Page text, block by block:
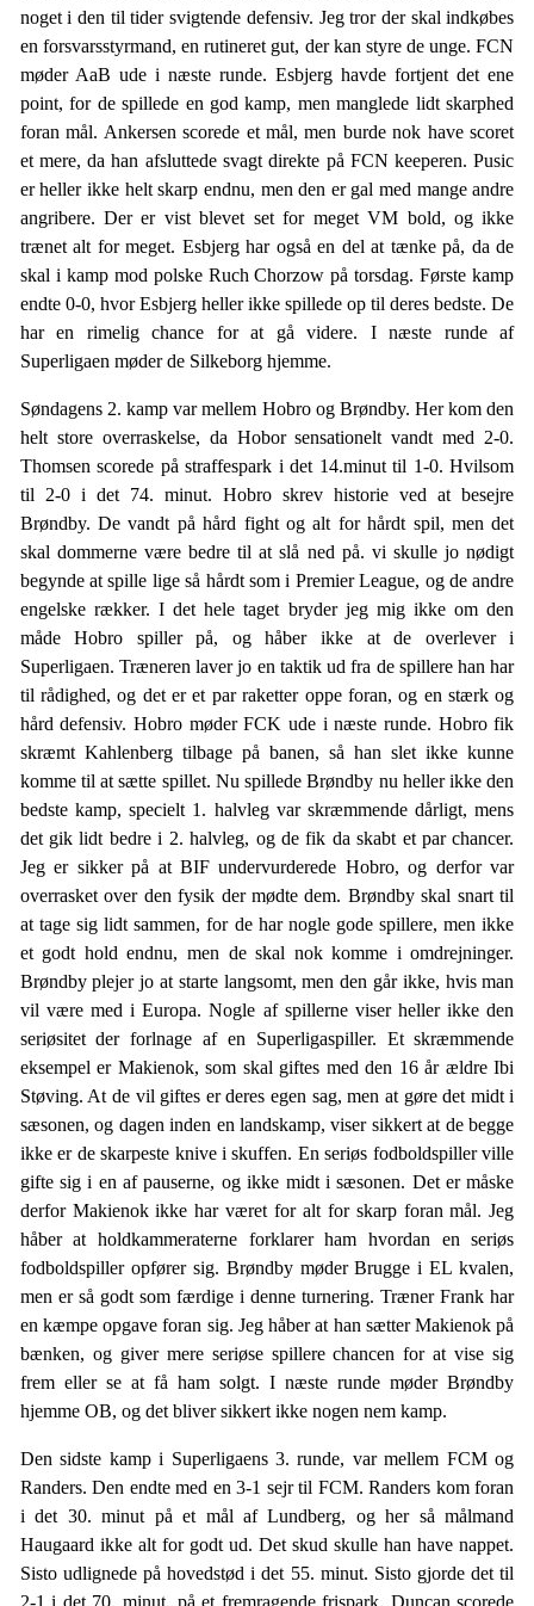
noget i den til tider svigtende defensiv. Jeg tror der skal indkøbes
en forsvarsstyrmand, en rutineret gut, der kan styre de unge. FCN
møder AaB ude i næste runde. Esbjerg havde fortjent det ene
point, for de spillede en god kamp, men manglede lidt skarphed
foran mål. Ankersen scorede et mål, men burde nok have scoret
et mere, da han afsluttede svagt direkte på FCN keeperen. Pusic
er heller ikke helt skarp endnu, men den er gal med mange andre
angribere. Der er vist blevet set for meget VM bold, og ikke
trænet alt for meget. Esbjerg har også en del at tænke på, da de
skal i kamp mod polske Ruch Chorzow på torsdag. Første kamp
endte 0-0, hvor Esbjerg heller ikke spillede op til deres bedste. De
har en rimelig chance for at gå videre. I næste runde af
Superligaen møder de Silkeborg hjemme.
Søndagens 2. kamp var mellem Hobro og Brøndby. Her kom den
helt store overraskelse, da Hobor sensationelt vandt med 2-0.
Thomsen scorede på straffespark i det 14.minut til 1-0. Hvilsom
til 2-0 i det 74. minut. Hobro skrev historie ved at besejre
Brøndby. De vandt på hård fight og alt for hårdt spil, men det
skal dommerne være bedre til at slå ned på. vi skulle jo nødigt
begynde at spille lige så hårdt som i Premier League, og de andre
engelske rækker. I det hele taget bryder jeg mig ikke om den
måde Hobro spiller på, og håber ikke at de overlever i
Superligaen. Træneren laver jo en taktik ud fra de spillere han har
til rådighed, og det er et par raketter oppe foran, og en stærk og
hård defensiv. Hobro møder FCK ude i næste runde. Hobro fik
skræmt Kahlenberg tilbage på banen, så han slet ikke kunne
komme til at sætte spillet. Nu spillede Brøndby nu heller ikke den
bedste kamp, specielt 1. halvleg var skræmmende dårligt, mens
det gik lidt bedre i 2. halvleg, og de fik da skabt et par chancer.
Jeg er sikker på at BIF undervurderede Hobro, og derfor var
overrasket over den fysik der mødte dem. Brøndby skal snart til
at tage sig lidt sammen, for de har nogle gode spillere, men ikke
et godt hold endnu, men de skal nok komme i omdrejninger.
Brøndby plejer jo at starte langsomt, men den går ikke, hvis man
vil være med i Europa. Nogle af spillerne viser heller ikke den
seriøsitet der forlnage af en Superligaspiller. Et skræmmende
eksempel er Makienok, som skal giftes med den 16 år ældre Ibi
Støving. At de vil giftes er deres egen sag, men at gøre det midt i
sæsonen, og dagen inden en landskamp, viser sikkert at de begge
ikke er de skarpeste knive i skuffen. En seriøs fodboldspiller ville
gifte sig i en af pauserne, og ikke midt i sæsonen. Det er måske
derfor Makienok ikke har været for alt for skarp foran mål. Jeg
håber at holdkammeraterne forklarer ham hvordan en seriøs
fodboldspiller opfører sig. Brøndby møder Brugge i EL kvalen,
men er så godt som færdige i denne turnering. Træner Frank har
en kæmpe opgave foran sig. Jeg håber at han sætter Makienok på
bænken, og giver mere seriøse spillere chancen for at vise sig
frem eller se at få ham solgt. I næste runde møder Brøndby
hjemme OB, og det bliver sikkert ikke nogen nem kamp.
Den sidste kamp i Superligaens 3. runde, var mellem FCM og
Randers. Den endte med en 3-1 sejr til FCM. Randers kom foran
i det 30. minut på et mål af Lundberg, og her så målmand
Haugaard ikke alt for godt ud. Det skud skulle han have nappet.
Sisto udlignede på hovedstød i det 55. minut. Sisto gjorde det til
2-1 i det 70. minut, på et fremragende frispark. Duncan scorede